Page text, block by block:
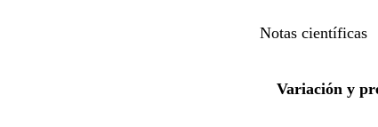
Notas científicas
Variación y